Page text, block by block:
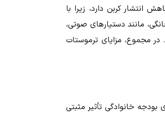
کربن دارد، زیرا با
مانند دستیارهای صوتی،
در مجموع، مزایای ترموستات
خانوادگی تأثیر مثبتی